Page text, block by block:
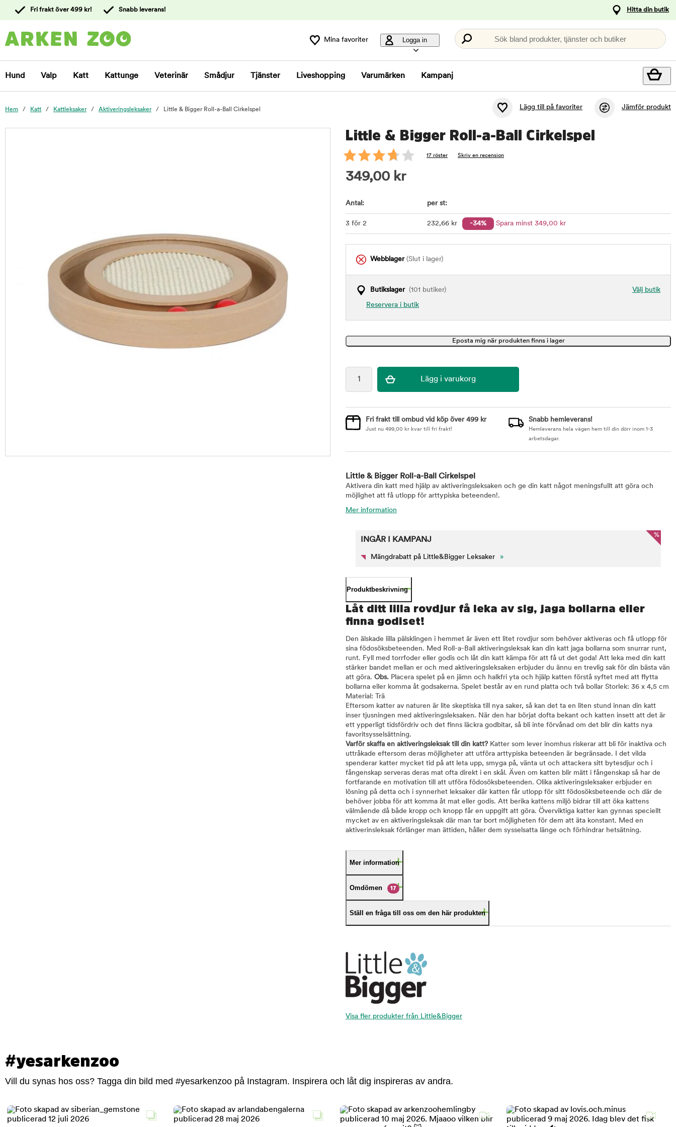
kundtjänst
Fri frakt över 499 kr! Snabb leverans! Hitta din butik
Mina favoriter Logga in Sök bland produkter, tjänster och butiker
Hund Valp Katt Kattunge Veterinär Smådjur Tjänster Liveshopping Varumärken Kampanj
Hem Katt Kattleksaker Aktiveringsleksaker Little & Bigger Roll-a-Ball Cirkelspel Lägg till på favoriter Jämför produkt
Little & Bigger Roll-a-Ball Cirkelspel
17 röster Skriv en recension
349,00 kr
Antal: per st:
3 för 2 232,66kr -34% Spara minst 349,00 kr
Webblager(Slut i lager)
Välj butik
Butikslager(101 butiker)
Reservera i butik
Fri frakt till ombud vid köp över 499 kr
Just nu 499,00 kr kvar till fri frakt!
Snabb hemleverans!
Hemleverans hela vägen hem till din dörr inom 1-3
arbetsdagar.
Little & Bigger Roll-a-Ball Cirkelspel
Aktivera din katt med hjälp av aktiveringsleksaken och ge din katt något meningsfullt att göra och
möjlighet att få utlopp för arttypiska beteenden!.
Mer information
%
INGÅR I KAMPANJ
Mängdrabatt på Little&Bigger Leksaker »
Produktbeskrivning
Låt ditt lilla rovdjur få leka av sig, jaga bollarna eller
finna godiset!
Den älskade lilla pälsklingen i hemmet är även ett litet rovdjur som behöver aktiveras och få utlopp för
sina födosöksbeteenden. Med Roll-a-Ball aktiveringsleksak kan din katt jaga bollarna som snurrar runt,
runt. Fyll med torrfoder eller godis och låt din katt kämpa för att få ut det goda! Att leka med din katt
stärker bandet mellan er och med aktiveringsleksaken erbjuder du ännu en trevlig sak för din bästa vän
att göra. Obs. Placera spelet på en jämn och halkfri yta och hjälp katten förstå syftet med att flytta
bollarna eller komma åt godsakerna. Spelet består av en rund platta och två bollar Storlek: 36 x 4,5 cm
Material: Trä
Eftersom katter av naturen är lite skeptiska till nya saker, så kan det ta en liten stund innan din katt
inser tjusningen med aktiveringsleksaken. När den har börjat dofta bekant och katten insett att det är
ett ypperligt tidsfördriv och det finns läckra godbitar, så bli inte förvånad om det blir din katts nya
favoritsysselsättning.
Varför skaffa en aktiveringsleksak till din katt?Katter som lever inomhus riskerar att bli för inaktiva och
uttråkade eftersom deras möjligheter att utföra arttypiska beteenden är begränsade. I det vilda
spenderar katter mycket tid på att leta upp, smyga på, vänta ut och attackera sitt bytesdjur och i
fångenskap serveras deras mat ofta direkt i en skål. Även om katten blir mätt i fångenskap så har de
fortfarande en motivation till att utföra födosöksbeteenden. Olika aktiveringsleksaker erbjuder en
lösning på detta och i synnerhet leksaker där katten får utlopp för sitt födosöksbeteende och där de
behöver jobba för att komma åt mat eller godis. Att berika kattens miljö bidrar till att öka kattens
välmående då både kropp och knopp får en uppgift att göra. Överviktiga katter kan gynnas speciellt
mycket av en aktiveringsleksak där man tar bort möjligheten för dem att äta konstant. Med en
aktiverinsleksak förlänger man ättiden, håller dem sysselsatta länge och förhindrar hetsätning.
Mer information
Omdömen 17
Ställ en fråga till oss om den här produkten
Visa fler produkter från Little&Bigger
#yesarkenzoo
Vill du synas hos oss? Tagga din bild med #yesarkenzoo på Instagram. Inspirera och låt dig inspireras av andra.